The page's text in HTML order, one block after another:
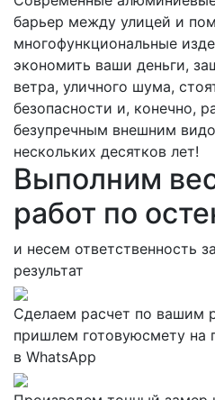
барьер между улицей и
многофункциональные
экономить ваши деньги,
ветра, уличного шума,
безопасности и, конечно,
безупречным внешним
нескольких десятков лет!
Выполним
работ по
и несем ответственность
результат
Cделаем расчет по вашим
пришлем готовуюсмету на
в WhatsApp